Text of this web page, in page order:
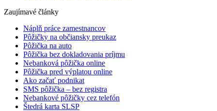
Zaujímavé články
Náplň práce zamestnancov
Pôžičky na občiansky preukaz
Pôžička na auto
Pôžička bez dokladovania príjmu
Nebanková pôžička online
Pôžička pred výplatou online
Ako začať podnikat
SMS pôžička – bez registra
Nebankové pôžičky cez telefón
Štedrá karta SLSP